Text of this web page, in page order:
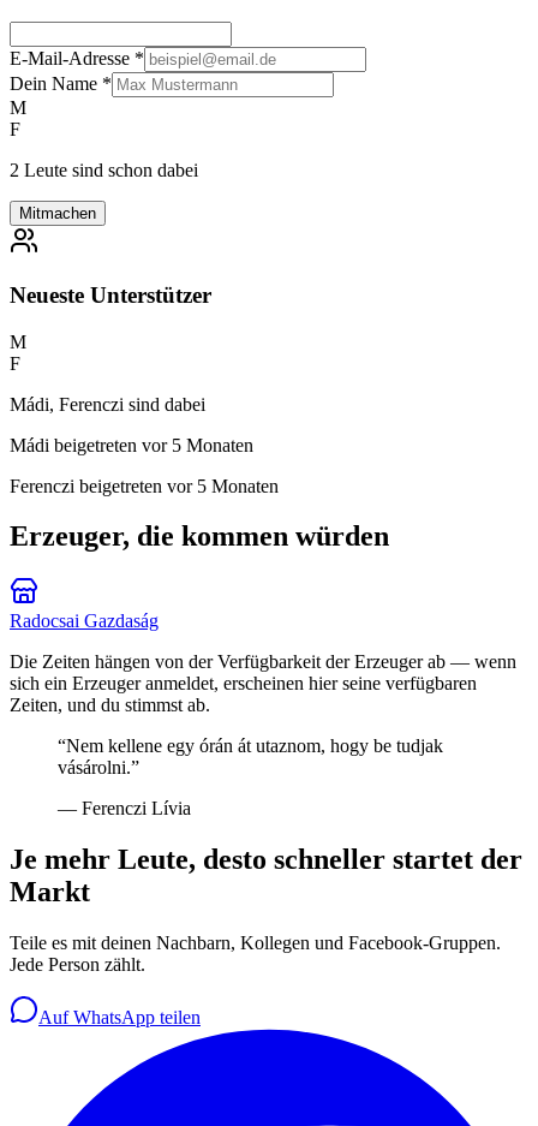
E-Mail-Adresse *
Dein Name *
M
F
2 Leute sind schon dabei
Mitmachen
Neueste Unterstützer
M
F
Mádi, Ferenczi sind dabei
Mádi beigetreten vor 5 Monaten
Ferenczi beigetreten vor 5 Monaten
Erzeuger, die kommen würden
Radocsai Gazdaság
Die Zeiten hängen von der Verfügbarkeit der Erzeuger ab — wenn
sich ein Erzeuger anmeldet, erscheinen hier seine verfügbaren
Zeiten, und du stimmst ab.
“Nem kellene egy órán át utaznom, hogy be tudjak
vásárolni.”
— Ferenczi Lívia
Je mehr Leute, desto schneller startet der
Markt
Teile es mit deinen Nachbarn, Kollegen und Facebook-Gruppen.
Jede Person zählt.
Auf WhatsApp teilen